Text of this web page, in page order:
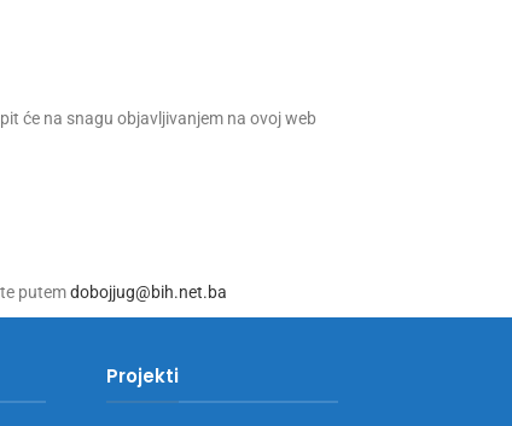
će na snagu objavljivanjem na ovoj web
putemdobojjug@bih.net.ba
Projekti